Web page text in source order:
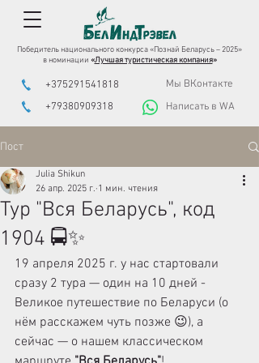
Победитель национального конкурса «Познай Беларусь – 2025»
в номинации «Лучшая туристическая компания»
+375291541818
Мы ВКонтакте
+79380909318
Написать в WA
Пост
Тур "Вся Беларусь", код
1904 🚍✨
Julia Shikun
26 апр. 2025 г. 1 мин. чтения
19 апреля 2025 г. у нас стартовали
сразу 2 тура — один на 10 дней -
Великое путешествие по Беларуси (о
нём расскажем чуть позже 😉), а
сейчас — о нашем классическом